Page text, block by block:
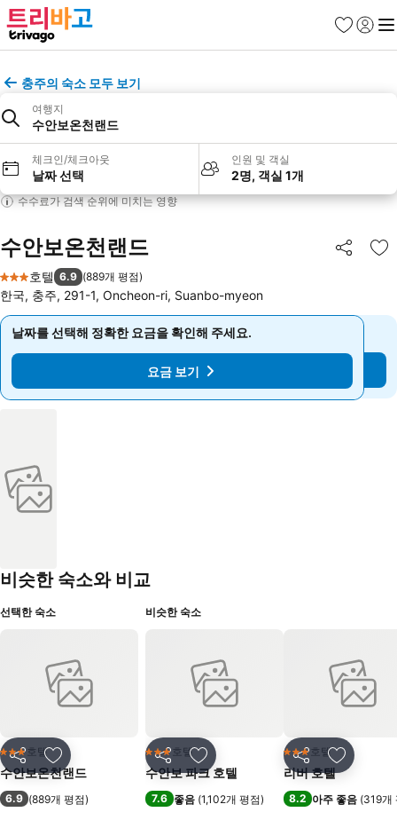
즐겨찾기
로그인
메
충주의 숙소 모두 보기
여행지
수안보온천랜드
체크인/체크아웃
날짜 선택
인원 및 객실
2명, 객실 1개
수수료가 검색 순위에 미치는 영향
수안보온천랜드 공유
즐
3 성급
호텔 6.9 (889개 평점)
한국, 충주, 291-1, Oncheon-ri, Suanbo-myeon
날짜를 선택해 정확한 요금을 확인해 주세요.
요금 보기
날짜를 선택해 정확한 요금을 확인해 주세요.
요금 보기
비슷한 숙소와 비교
선택한 숙소
공유 즐겨찾기에 추가
3 성급호텔
수안보온천랜드
6.9 (889개 평점)
비슷한 숙소
공유 즐겨찾기에 추가
3 성급호텔
수안보 파크 호텔
7.6 좋음 (1,102개 평점)
공유 즐겨찾기
3 성급호텔
리버 호텔
8.2 아주 좋음 (319개